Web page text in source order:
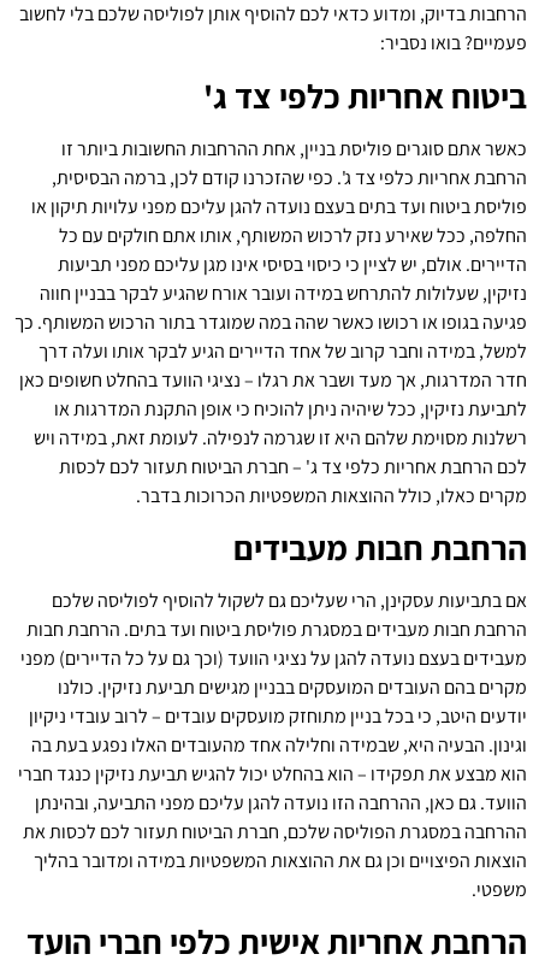
הרחבות בדיוק, ומדוע כדאי לכם להוסיף אותן לפוליסה שלכם בלי לחשוב
פעמיים? בואו נסביר:
ביטוח אחריות כלפי צד ג'
כאשר אתם סוגרים פוליסת בניין, אחת ההרחבות החשובות ביותר זו
הרחבת אחריות כלפי צד ג'. כפי שהזכרנו קודם לכן, ברמה הבסיסית,
פוליסת ביטוח ועד בתים בעצם נועדה להגן עליכם מפני עלויות תיקון או
החלפה, ככל שאירע נזק לרכוש המשותף, אותו אתם חולקים עם כל
הדיירים. אולם, יש לציין כי כיסוי בסיסי אינו מגן עליכם מפני תביעות
נזיקין, שעלולות להתרחש במידה ועובר אורח שהגיע לבקר בבניין חווה
פגיעה בגופו או רכושו כאשר שהה במה שמוגדר בתור הרכוש המשותף. כך
למשל, במידה וחבר קרוב של אחד הדיירים הגיע לבקר אותו ועלה דרך
חדר המדרגות, אך מעד ושבר את רגלו – נציגי הוועד בהחלט חשופים כאן
לתביעת נזיקין, ככל שיהיה ניתן להוכיח כי אופן התקנת המדרגות או
רשלנות מסוימת שלהם היא זו שגרמה לנפילה. לעומת זאת, במידה ויש
לכם הרחבת אחריות כלפי צד ג' – חברת הביטוח תעזור לכם לכסות
מקרים כאלו, כולל ההוצאות המשפטיות הכרוכות בדבר.
הרחבת חבות מעבידים
אם בתביעות עסקינן, הרי שעליכם גם לשקול להוסיף לפוליסה שלכם
הרחבת חבות מעבידים במסגרת פוליסת ביטוח ועד בתים. הרחבת חבות
מעבידים בעצם נועדה להגן על נציגי הוועד (וכך גם על כל הדיירים) מפני
מקרים בהם העובדים המועסקים בבניין מגישים תביעת נזיקין. כולנו
יודעים היטב, כי בכל בניין מתוחזק מועסקים עובדים – לרוב עובדי ניקיון
וגינון. הבעיה היא, שבמידה וחלילה אחד מהעובדים האלו נפגע בעת בה
הוא מבצע את תפקידו – הוא בהחלט יכול להגיש תביעת נזיקין כנגד חברי
הוועד. גם כאן, ההרחבה הזו נועדה להגן עליכם מפני התביעה, ובהינתן
ההרחבה במסגרת הפוליסה שלכם, חברת הביטוח תעזור לכם לכסות את
הוצאות הפיצויים וכן גם את ההוצאות המשפטיות במידה ומדובר בהליך
משפטי.
הרחבת אחריות אישית כלפי חברי הועד